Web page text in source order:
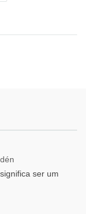
ser um